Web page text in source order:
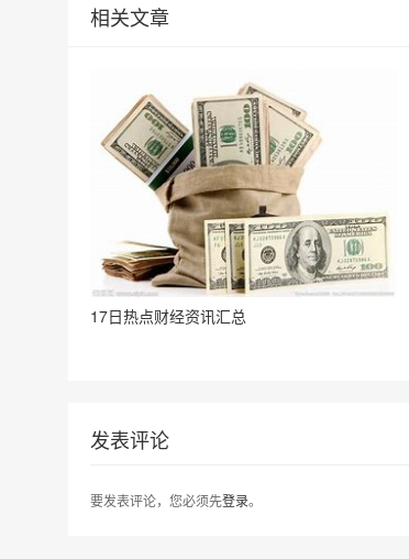
相关文章
17日热点财经资讯汇总
发表评论
要发表评论，您必须先登录。